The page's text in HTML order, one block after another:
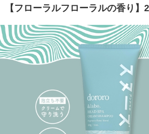
【フローラルフローラルの香り】